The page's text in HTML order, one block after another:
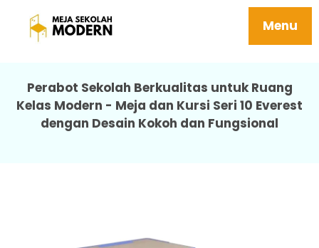
Menu
Meja Sekolah Modern Tersedia Ukuran Sd
Smp Sma Berbagai 10 Everest
Perabot Sekolah Berkualitas untuk Ruang
Kelas Modern - Meja dan Kursi Seri 10 Everest
dengan Desain Kokoh dan Fungsional